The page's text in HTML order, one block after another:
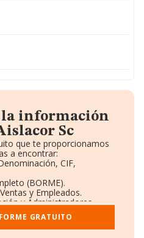
la información
Sc
que te proporcionamos
a encontrar:
CIF,
(BORME).
y Empleados.
y Administradores.
en otras empresas.
GRATUITO